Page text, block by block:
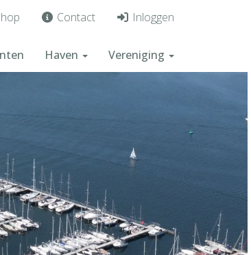
Contact Inloggen
Haven Vereniging